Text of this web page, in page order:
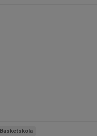
Basketskola